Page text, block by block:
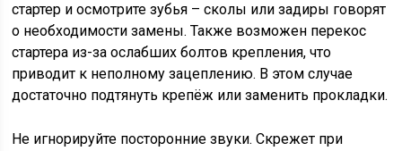
стартер и осмотрите зубья – сколы или задиры говорят
о необходимости замены. Также возможен перекос
стартера из-за ослабших болтов крепления, что
приводит к неполному зацеплению. В этом случае
достаточно подтянуть крепёж или заменить прокладки.
Не игнорируйте посторонние звуки. Скрежет при